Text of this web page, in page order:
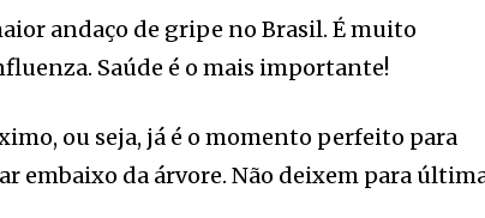
andaço de gripe no Brasil. É muito
Saúde é o mais importante!
ou seja, já é o momento perfeito para
embaixo da árvore. Não deixem para